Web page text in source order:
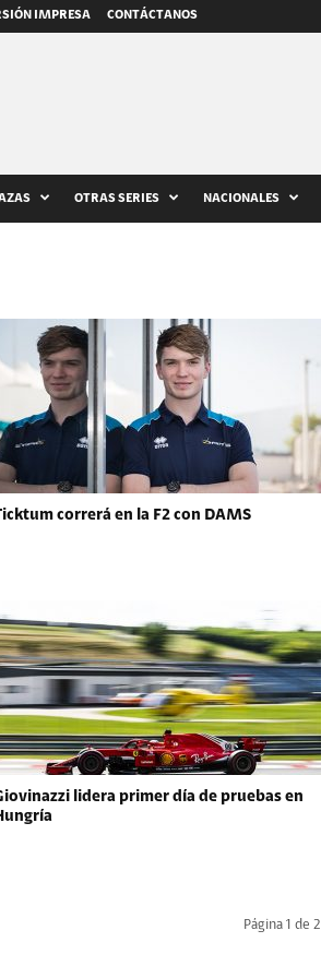
IMPRESA CONTÁCTANOS
OTRAS SERIES NACIONALES
correrá en la F2 con DAMS
lidera primer día de pruebas en
Página 1 de 2